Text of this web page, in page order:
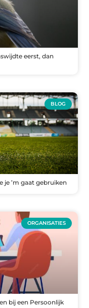
eerst, dan
BLOG
je ’m gaat gebruiken
ORGANISATIES
bij een Persoonlijk